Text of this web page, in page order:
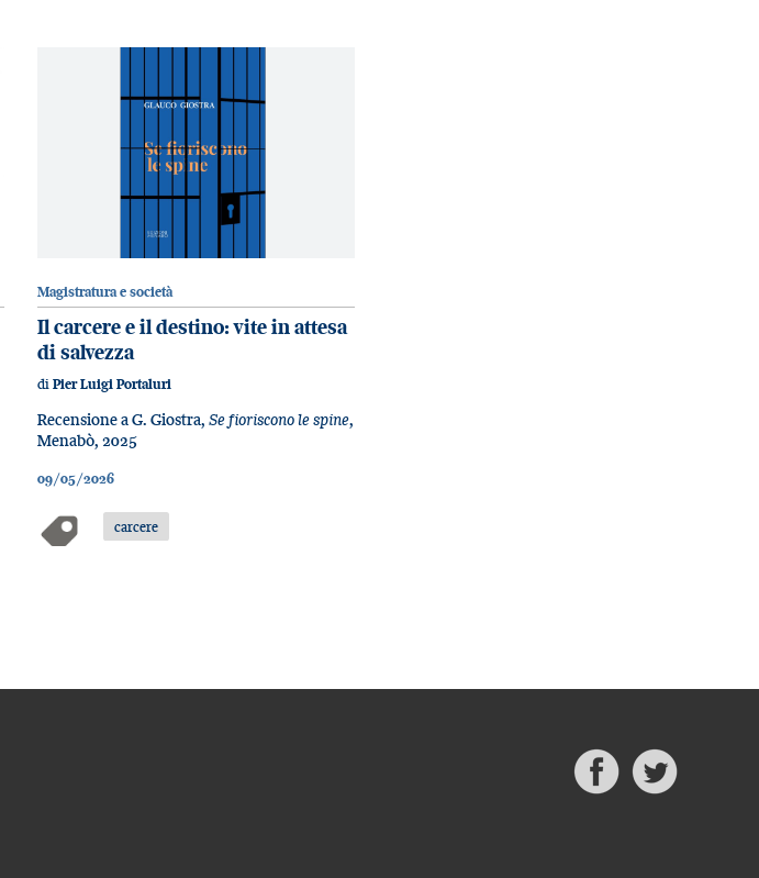
Magistratura e società
Il carcere e il destino: vite in attesa
di salvezza
di Pier Luigi Portaluri
Recensione a G. Giostra, Se fioriscono le spine,
Menabò, 2025
09/05/2026
carcere